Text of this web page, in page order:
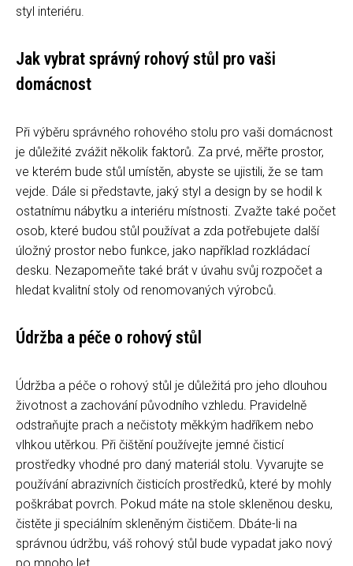
styl interiéru.
Jak vybrat správný rohový stůl pro vaši
domácnost
Při výběru správného rohového stolu pro vaši domácnost
je důležité zvážit několik faktorů. Za prvé, měřte prostor,
ve kterém bude stůl umístěn, abyste se ujistili, že se tam
vejde. Dále si představte, jaký styl a design by se hodil k
ostatnímu nábytku a interiéru místnosti. Zvažte také počet
osob, které budou stůl používat a zda potřebujete další
úložný prostor nebo funkce, jako například rozkládací
desku. Nezapomeňte také brát v úvahu svůj rozpočet a
hledat kvalitní stoly od renomovaných výrobců.
Údržba a péče o rohový stůl
Údržba a péče o rohový stůl je důležitá pro jeho dlouhou
životnost a zachování původního vzhledu. Pravidelně
odstraňujte prach a nečistoty měkkým hadříkem nebo
vlhkou utěrkou. Při čištění používejte jemné čisticí
prostředky vhodné pro daný materiál stolu. Vyvarujte se
používání abrazivních čisticích prostředků, které by mohly
poškrábat povrch. Pokud máte na stole skleněnou desku,
čistěte ji speciálním skleněným čističem. Dbáte-li na
správnou údržbu, váš rohový stůl bude vypadat jako nový